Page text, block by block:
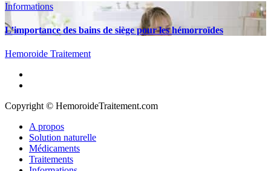
Informations
L’importance des bains de siège pour les hémorroïdes
Hemoroide Traitement
A propos
Solution naturelle
Médicaments
Traitements